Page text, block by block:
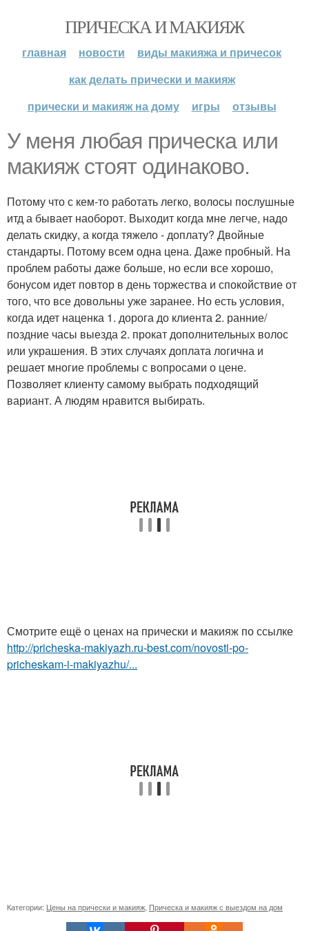
ПРИЧЕСКА И МАКИЯЖ
главная новости
виды макияжа и причесок
как делать прически и макияж
прически и макияж на дому
игры отзывы
У меня любая прическа или
макияж стоят одинаково.
Потому что с кем-то работать легко, волосы послушные
итд а бывает наоборот. Выходит когда мне легче, надо
делать скидку, а когда тяжело - доплату? Двойные
стандарты. Потому всем одна цена. Даже пробный. На
проблем работы даже больше, но если все хорошо,
бонусом идет повтор в день торжества и спокойствие от
того, что все довольны уже заранее. Но есть условия,
когда идет наценка 1. дорога до клиента 2. ранние/
поздние часы выезда 2. прокат дополнительных волос
или украшения. В этих случаях доплата логична и
решает многие проблемы с вопросами о цене.
Позволяет клиенту самому выбрать подходящий
вариант. А людям нравится выбирать.
Смотрите ещё о ценах на прически и макияж по ссылке
http://pricheska-makiyazh.ru-best.com/novosti-po-
pricheskam-i-makiyazhu/...
Категории: Цены на прически и макияж Прическа и макияж с выездом на дом